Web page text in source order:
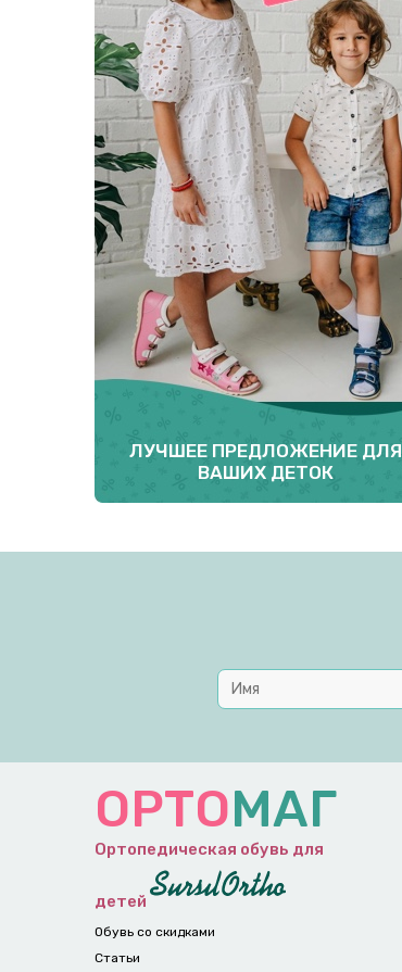
ЛУЧШЕЕ ПРЕДЛОЖЕНИЕ ДЛЯ
ВАШИХ ДЕТОК
ОРТОМАГ
Ортопедическая обувь для
детей
Обувь со скидками
Статьи